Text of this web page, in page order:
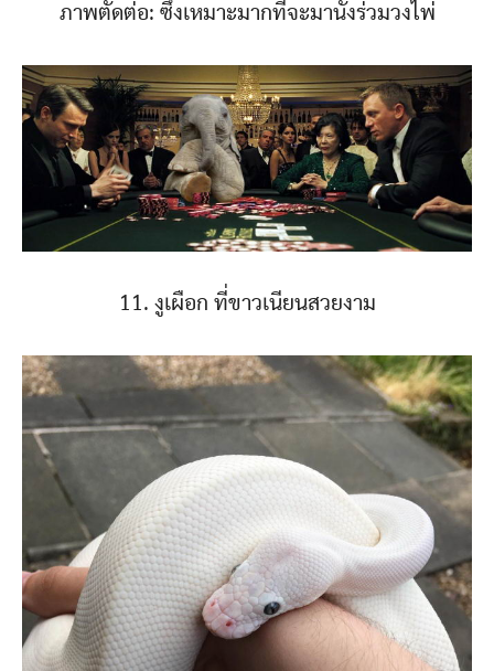
ภาพตัดต่อ: ซึ่งเหมาะมากที่จะมานั่งร่วมวงไพ่
11. งูเผือก ที่ขาวเนียนสวยงาม